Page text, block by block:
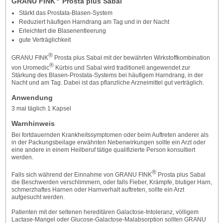
Stärkt das Prostata-Blasen-System
Reduziert häufigen Harndrang am Tag und in der Nacht
Erleichtert die Blasenentleerung
gute Verträglichkeit
GRANU FINK®Prosta plus Sabal mit der bewährten Wirkstoffkombination
von Uromedic®Kürbis und Sabal wird traditionell angewendet zur
Stärkung des Blasen-Prostata-Systems bei häufigem Harndrang, in der
Nacht und am Tag. Dabei ist das pflanzliche Arzneimittel gut verträglich.
Anwendung
3 mal täglich 1 Kapsel
Warnhinweis
Bei fortdauernden Krankheitssymptomen oder beim Auftreten anderer als
in der Packungsbeilage erwähnten Nebenwirkungen sollte ein Arzt oder
eine andere in einem Heilberuf tätige qualifizierte Person konsultiert
werden.
Falls sich während der Einnahme von GRANU FINK®Prosta plus Sabal
die Beschwerden verschlimmern, oder falls Fieber, Krämpfe, blutiger Harn,
schmerzhaftes Harnen oder Harnverhalt auftreten, sollte ein Arzt
aufgesucht werden.
Patienten mit der seltenen hereditären Galactose-Intoleranz, völligem
Lactase-Mangel oder Glucose-Galactose-Malabsorption sollten GRANU